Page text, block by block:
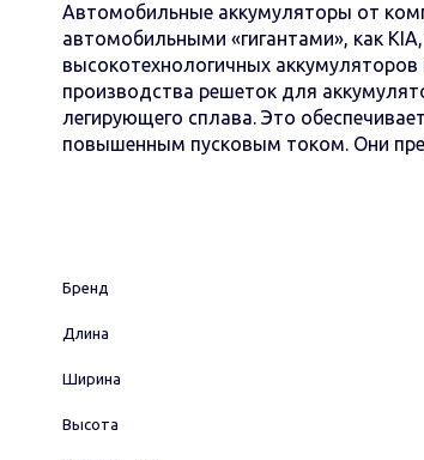
Автомобильные аккумуляторы от
автомобильными «гигантами», как
высокотехнологичных
производства решеток для
легирующего сплава. Это
повышенным пусковым током. Они
Бренд
Длина
Ширина
Высота